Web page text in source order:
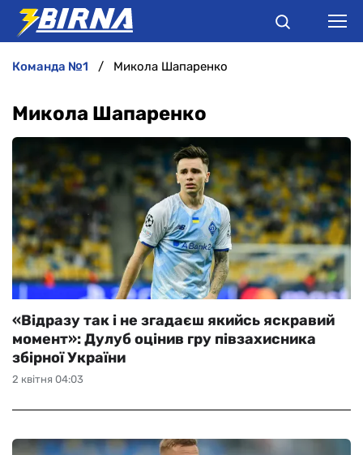
ІНТЕРВ'Ю
РІЗНЕ
БУКМЕКЕРИ
команда №1 Микола Шапаренко
Микола Шапаренко
2 квітня 04:03
«Відразу так і не згадаєш якийсь яскравий
момент»: Дулуб оцінив гру півзахисника
збірної України